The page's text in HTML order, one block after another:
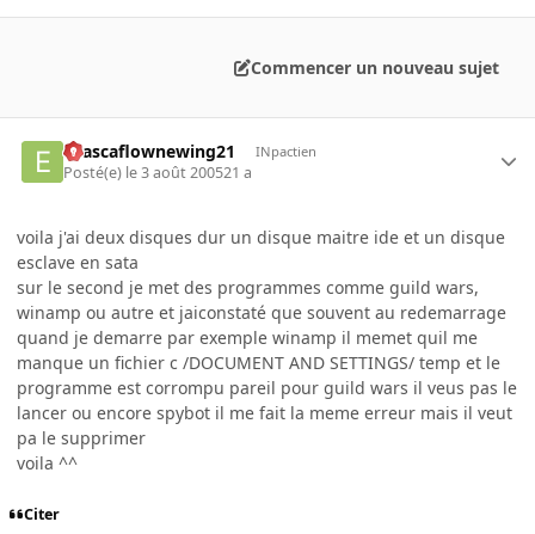
Commencer un nouveau sujet
evascaflownewing21 INpactien
Posté(e) le 3 août 200521 a
voila j'ai deux disques dur un disque maitre ide et un disque
esclave en sata
sur le second je met des programmes comme guild wars,
winamp ou autre et jaiconstaté que souvent au redemarrage
quand je demarre par exemple winamp il memet quil me
manque un fichier c /DOCUMENT AND SETTINGS/ temp et le
programme est corrompu pareil pour guild wars il veus pas le
lancer ou encore spybot il me fait la meme erreur mais il veut
pa le supprimer
voila ^^
Citer